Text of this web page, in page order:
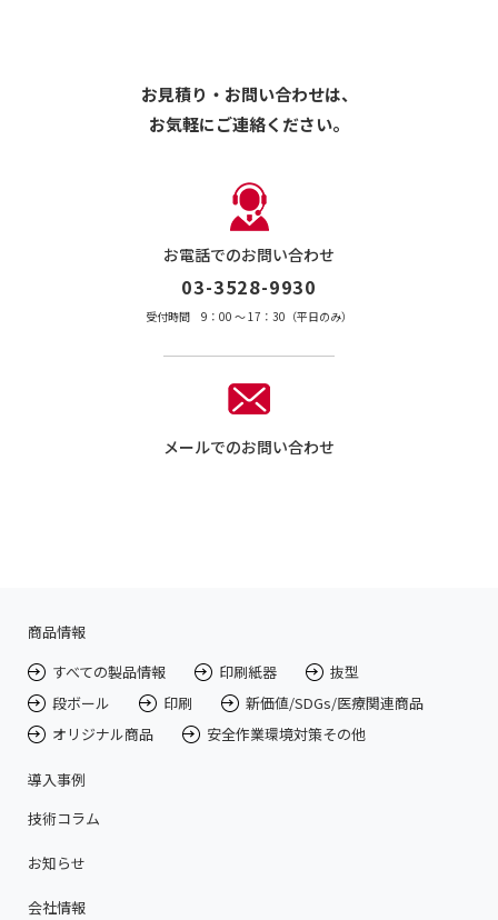
お見積り・お問い合わせは、
お気軽にご連絡ください。
お電話でのお問い合わせ
03-3528-9930
受付時間 9：00 〜 17：30（平日のみ）
メールでのお問い合わせ
商品情報
すべての製品情報
印刷紙器
抜型
段ボール
印刷
新価値/SDGs/医療関連商品
オリジナル商品
安全作業環境対策その他
導入事例
技術コラム
お知らせ
会社情報